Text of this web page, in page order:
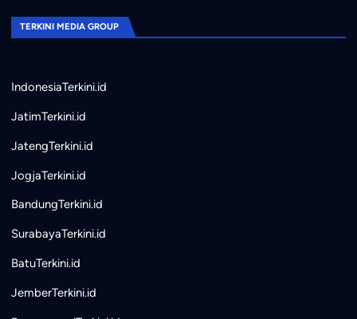
TERKINI MEDIA GROUP
IndonesiaTerkini.id
JatimTerkini.id
JatengTerkini.id
JogjaTerkini.id
BandungTerkini.id
SurabayaTerkini.id
BatuTerkini.id
JemberTerkini.id